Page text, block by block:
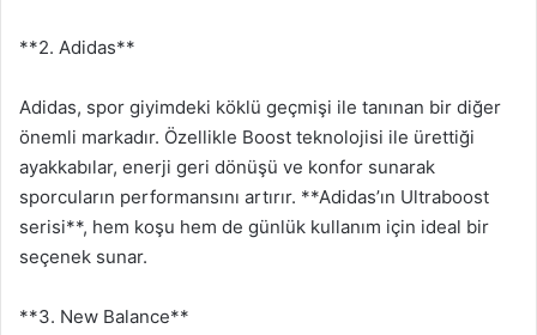
**2. Adidas**
Adidas, spor giyimdeki köklü geçmişi ile tanınan bir diğer
önemli markadır. Özellikle Boost teknolojisi ile ürettiği
ayakkabılar, enerji geri dönüşü ve konfor sunarak
sporcuların performansını artırır. **Adidas’ın Ultraboost
serisi**, hem koşu hem de günlük kullanım için ideal bir
seçenek sunar.
**3. New Balance**